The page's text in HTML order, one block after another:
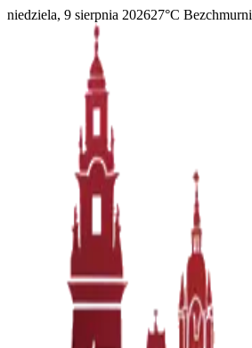
niedziela, 9 sierpnia 202627°C